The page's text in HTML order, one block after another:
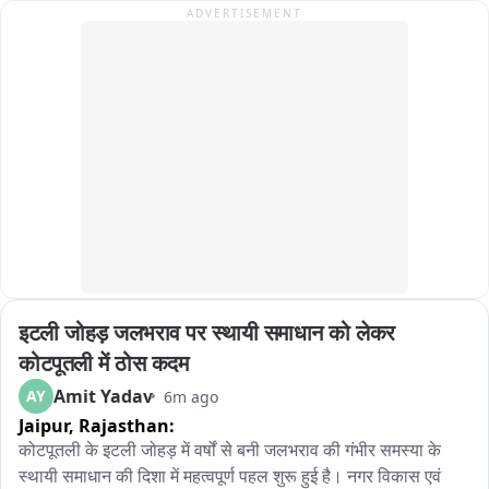
ADVERTISEMENT
इटली जोहड़ जलभराव पर स्थायी समाधान को लेकर
कोटपूतली में ठोस कदम
AY Amit Yadav 6m ago
Jaipur, Rajasthan:
कोटपूतली के इटली जोहड़ में वर्षों से बनी जलभराव की गंभीर समस्या के
स्थायी समाधान की दिशा में महत्वपूर्ण पहल शुरू हुई है। नगर विकास एवं